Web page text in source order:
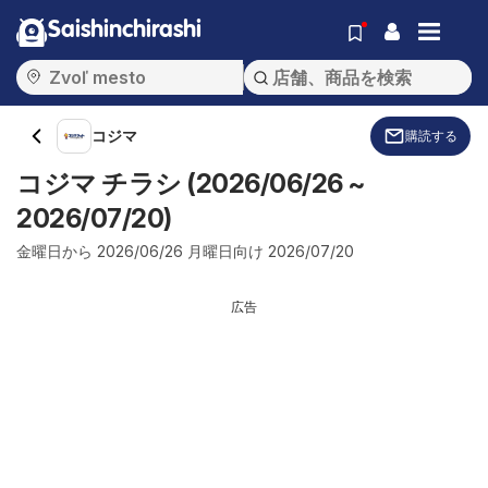
Saishinchirashi
コジマ 購読する
コジマ チラシ (2026/06/26 ~
2026/07/20)
金曜日から 2026/06/26 月曜日向け 2026/07/20
広告